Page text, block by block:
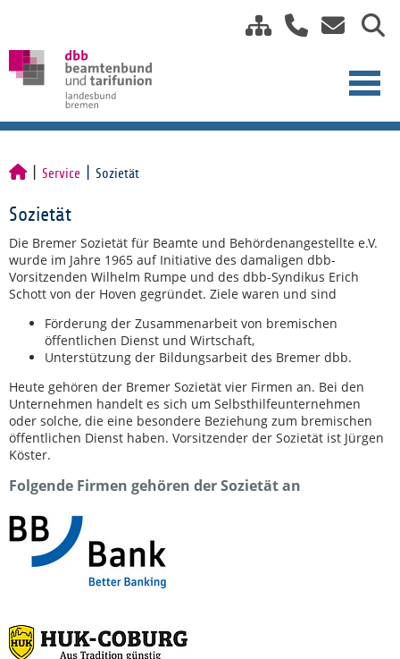
Service Sozietät
Sozietät
Die Bremer Sozietät für Beamte und Behördenangestellte e.V.
wurde im Jahre 1965 auf Initiative des damaligen dbb-
Vorsitzenden Wilhelm Rumpe und des dbb-Syndikus Erich
Schott von der Hoven gegründet. Ziele waren und sind
Förderung der Zusammenarbeit von bremischen
öffentlichen Dienst und Wirtschaft,
Unterstützung der Bildungsarbeit des Bremer dbb.
Heute gehören der Bremer Sozietät vier Firmen an. Bei den
Unternehmen handelt es sich um Selbsthilfeunternehmen
oder solche, die eine besondere Beziehung zum bremischen
öffentlichen Dienst haben. Vorsitzender der Sozietät ist Jürgen
Köster.
Folgende Firmen gehören der Sozietät an